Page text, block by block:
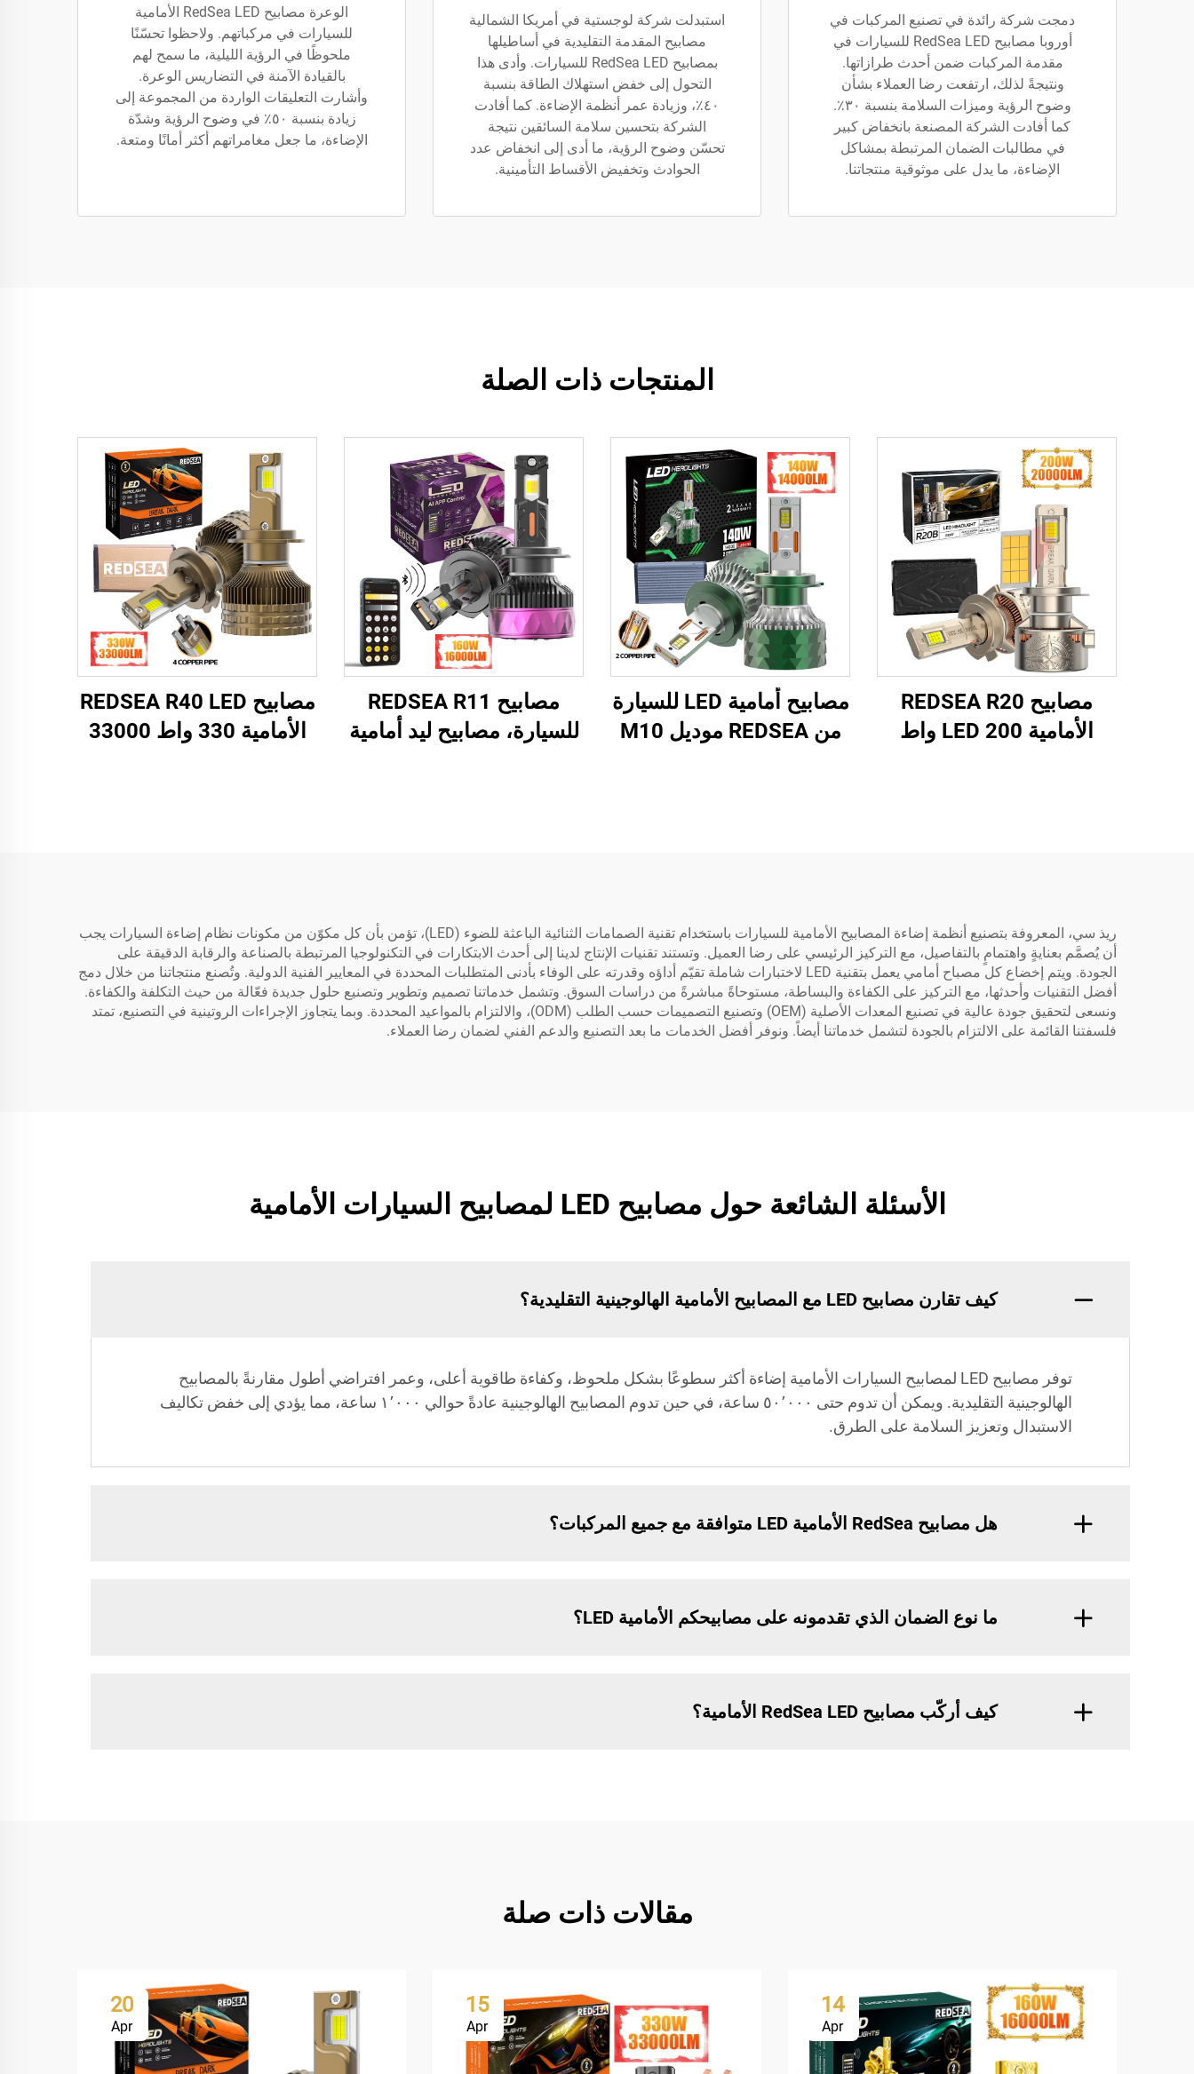
دمجت شركة رائدة في تصنيع المركبات في
أوروبا مصابيح RedSea LED للسيارات في
مقدمة المركبات ضمن أحدث طرازاتها.
ونتيجةً لذلك، ارتفعت رضا العملاء بشأن
وضوح الرؤية وميزات السلامة بنسبة ٣٠٪.
كما أفادت الشركة المصنعة بانخفاض كبير
في مطالبات الضمان المرتبطة بمشاكل
الإضاءة، ما يدل على موثوقية منتجاتنا.
استبدلت شركة لوجستية في أمريكا الشمالية
مصابيح المقدمة التقليدية في أساطيلها
بمصابيح RedSea LED للسيارات. وأدى هذا
التحول إلى خفض استهلاك الطاقة بنسبة
٤٠٪، وزيادة عمر أنظمة الإضاءة. كما أفادت
الشركة بتحسين سلامة السائقين نتيجة
تحسّن وضوح الرؤية، ما أدى إلى انخفاض عدد
الحوادث وتخفيض الأقساط التأمينية.
الوعرة مصابيح RedSea LED الأمامية
للسيارات في مركباتهم. ولاحظوا تحسّنًا
ملحوظًا في الرؤية الليلية، ما سمح لهم
بالقيادة الآمنة في التضاريس الوعرة.
وأشارت التعليقات الواردة من المجموعة إلى
زيادة بنسبة ٥٠٪ في وضوح الرؤية وشدّة
الإضاءة، ما جعل مغامراتهم أكثر أمانًا ومتعة.
المنتجات ذات الصلة
مصابيح REDSEA R20
الأمامية LED 200 واط
مصابيح أمامية LED للسيارة
من REDSEA موديل M10
مصابيح REDSEA R11
للسيارة، مصابيح ليد أمامية
مصابيح REDSEA R40 LED
الأمامية 330 واط 33000
ريذ سي، المعروفة بتصنيع أنظمة إضاءة المصابيح الأمامية للسيارات باستخدام تقنية الصمامات الثنائية الباعثة للضوء (LED)، تؤمن بأن كل مكوّن من مكونات نظام إضاءة السيارات يجب
أن يُصمَّم بعنايةٍ واهتمامٍ بالتفاصيل، مع التركيز الرئيسي على رضا العميل. وتستند تقنيات الإنتاج لدينا إلى أحدث الابتكارات في التكنولوجيا المرتبطة بالصناعة والرقابة الدقيقة على
الجودة. ويتم إخضاع كل مصباح أمامي يعمل بتقنية LED لاختبارات شاملة تقيّم أداؤه وقدرته على الوفاء بأدنى المتطلبات المحددة في المعايير الفنية الدولية. وتُصنع منتجاتنا من خلال دمج
أفضل التقنيات وأحدثها، مع التركيز على الكفاءة والبساطة، مستوحاةً مباشرةً من دراسات السوق. وتشمل خدماتنا تصميم وتطوير وتصنيع حلول جديدة فعّالة من حيث التكلفة والكفاءة.
ونسعى لتحقيق جودة عالية في تصنيع المعدات الأصلية (OEM) وتصنيع التصميمات حسب الطلب (ODM)، والالتزام بالمواعيد المحددة. وبما يتجاوز الإجراءات الروتينية في التصنيع، تمتد
فلسفتنا القائمة على الالتزام بالجودة لتشمل خدماتنا أيضاً. ونوفر أفضل الخدمات ما بعد التصنيع والدعم الفني لضمان رضا العملاء.
الأسئلة الشائعة حول مصابيح LED لمصابيح السيارات الأمامية
كيف تقارن مصابيح LED مع المصابيح الأمامية الهالوجينية التقليدية؟
توفر مصابيح LED لمصابيح السيارات الأمامية إضاءة أكثر سطوعًا بشكل ملحوظ، وكفاءة طاقوية أعلى، وعمر افتراضي أطول مقارنةً بالمصابيح
الهالوجينية التقليدية. ويمكن أن تدوم حتى ٥٠٬٠٠٠ ساعة، في حين تدوم المصابيح الهالوجينية عادةً حوالي ١٬٠٠٠ ساعة، مما يؤدي إلى خفض تكاليف
الاستبدال وتعزيز السلامة على الطرق.
هل مصابيح RedSea الأمامية LED متوافقة مع جميع المركبات؟
ما نوع الضمان الذي تقدمونه على مصابيحكم الأمامية LED؟
كيف أركّب مصابيح RedSea LED الأمامية؟
مقالات ذات صلة
14
Apr
15
Apr
20
Apr